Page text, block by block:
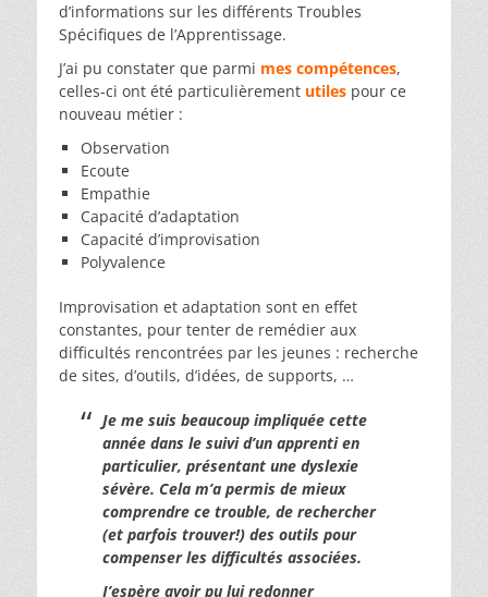
d’informations sur les différents Troubles
Spécifiques de l’Apprentissage.
J’ai pu constater que parmi mes compétences,
celles-ci ont été particulièrement utiles pour ce
nouveau métier :
Observation
Ecoute
Empathie
Capacité d’adaptation
Capacité d’improvisation
Polyvalence
Improvisation et adaptation sont en effet
constantes, pour tenter de remédier aux
difficultés rencontrées par les jeunes : recherche
de sites, d’outils, d’idées, de supports, …
Je me suis beaucoup impliquée cette
année dans le suivi d’un apprenti en
particulier, présentant une dyslexie
sévère. Cela m’a permis de mieux
comprendre ce trouble, de rechercher
(et parfois trouver!) des outils pour
compenser les difficultés associées.
J’espère avoir pu lui redonner